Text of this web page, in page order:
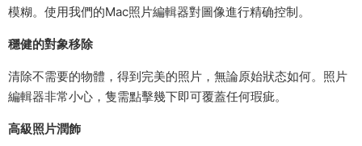
模糊。使用我們的Mac照片編輯器對圖像進行精确控制。
穩健的對象移除
清除不需要的物體，得到完美的照片，無論原始狀态如何。照片
編輯器非常小心，隻需點擊幾下即可覆蓋任何瑕疵。
高級照片潤飾